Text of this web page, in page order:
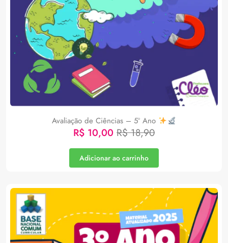
Avaliação de Ciências – 5º Ano
R$ 10,00 R$18,90
Adicionar ao carrinho